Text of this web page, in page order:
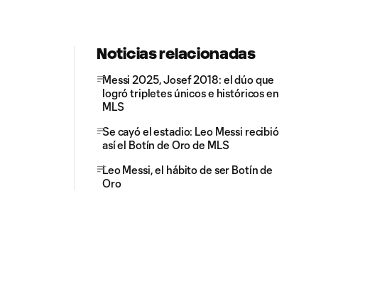
Noticias relacionadas
Messi 2025, Josef 2018: el dúo que
logró tripletes únicos e históricos en
MLS
Se cayó el estadio: Leo Messi recibió
así el Botín de Oro de MLS
Leo Messi, el hábito de ser Botín de
Oro